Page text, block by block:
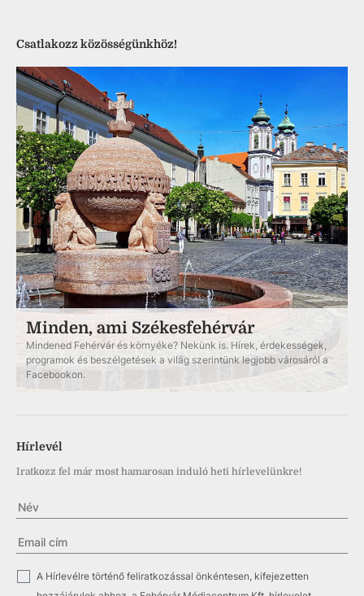
Csatlakozz közösségünkhöz!
Minden, ami Székesfehérvár
Mindened Fehérvár és környéke? Nekünk is. Hírek, érdekességek,
programok és beszélgetések a világ szerintünk legjobb városáról a
Facebookon.
Hírlevél
Iratkozz fel már most hamarosan induló heti hírlevelünkre!
A Hírlevélre történő feliratkozással önkéntesen, kifejezetten